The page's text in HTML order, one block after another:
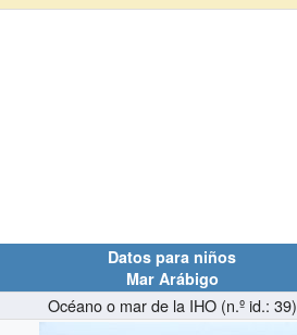
Datos para niños
Mar Arábigo
Océano o mar de la IHO (n.º id.: 39)